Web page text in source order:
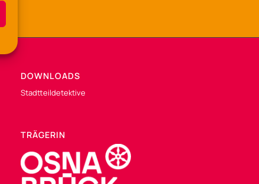
DOWNLOADS
Stadtteildetektive
TRÄGERIN